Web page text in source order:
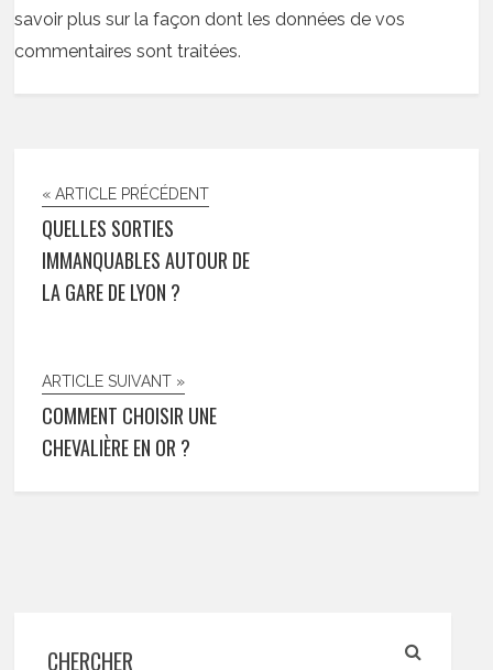
savoir plus sur la façon dont les données de vos
commentaires sont traitées.
« ARTICLE PRÉCÉDENT
QUELLES SORTIES
IMMANQUABLES AUTOUR DE
LA GARE DE LYON ?
ARTICLE SUIVANT »
COMMENT CHOISIR UNE
CHEVALIÈRE EN OR ?
CHERCHER